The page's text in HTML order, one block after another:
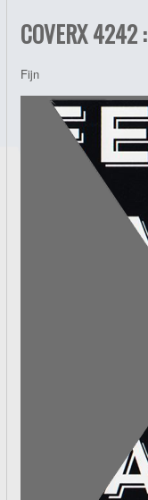
COVERX 4242
Fijn